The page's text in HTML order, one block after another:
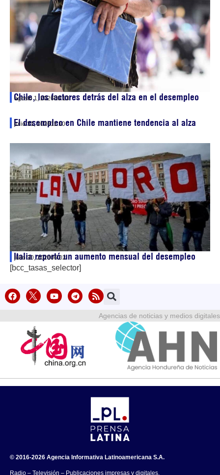
Chile, los factores detrás del alza en el desempleo
agosto 1, 202600:13
El desempleo en Chile mantiene tendencia al alza
julio 31, 202611:10
Italia reportó un aumento mensual del desempleo
julio 30, 202606:02
[bcc_tasas_selector]
Agencias de noticias y medios digitales
© 2016-2026 Agencia Informativa Latinoamericana S.A.
Radio – Televisión – Publicaciones impresas y digitales.